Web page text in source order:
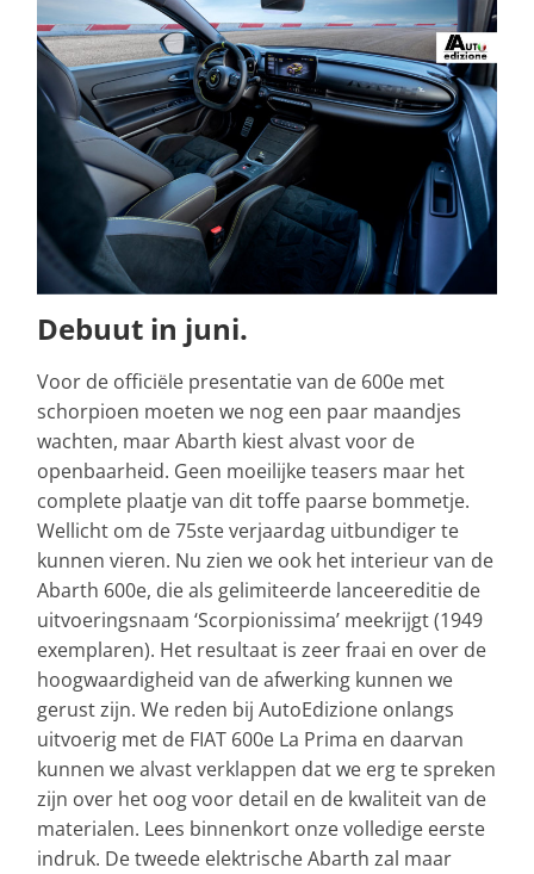
Debuut in juni.
Voor de officiële presentatie van de 600e met
schorpioen moeten we nog een paar maandjes
wachten, maar Abarth kiest alvast voor de
openbaarheid. Geen moeilijke teasers maar het
complete plaatje van dit toffe paarse bommetje.
Wellicht om de 75ste verjaardag uitbundiger te
kunnen vieren. Nu zien we ook het interieur van de
Abarth 600e, die als gelimiteerde lanceereditie de
uitvoeringsnaam ‘Scorpionissima’ meekrijgt (1949
exemplaren). Het resultaat is zeer fraai en over de
hoogwaardigheid van de afwerking kunnen we
gerust zijn. We reden bij AutoEdizione onlangs
uitvoerig met de FIAT 600e La Prima en daarvan
kunnen we alvast verklappen dat we erg te spreken
zijn over het oog voor detail en de kwaliteit van de
materialen. Lees binnenkort onze volledige eerste
indruk. De tweede elektrische Abarth zal maar